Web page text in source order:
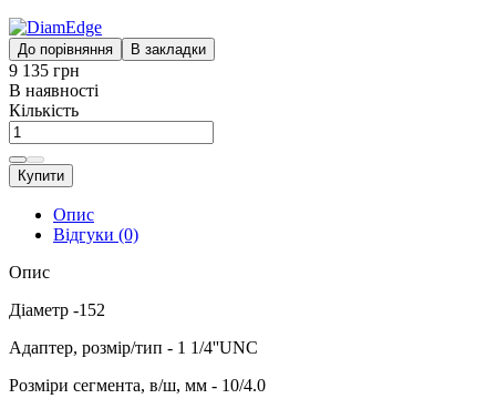
До порівняння В закладки
9 135 грн
В наявності
Кількість
Купити
Опис
Відгуки (0)
Опис
Діаметр -152
Адаптер, розмір/тип - 1 1/4''UNC
Розміри сегмента, в/ш, мм - 10/4.0